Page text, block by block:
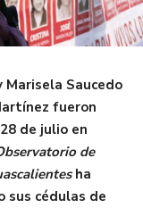
Marisela Saucedo
fueron
de julio en
de
ha
sus cédulas de